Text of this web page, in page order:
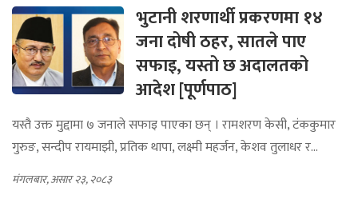
भुटानी शरणार्थी प्रकरणमा १४
जना दोषी ठहर, सातले पाए
सफाइ, यस्तो छ अदालतको
आदेश [पूर्णपाठ]
यस्तै उक्त मुद्दामा ७ जनाले सफाइ पाएका छन् । रामशरण केसी, टंककुमार
गुरुङ, सन्दीप रायमाझी, प्रतिक थापा, लक्ष्मी महर्जन, केशव तुलाधर र...
मंगलबार, असार २३, २०८३